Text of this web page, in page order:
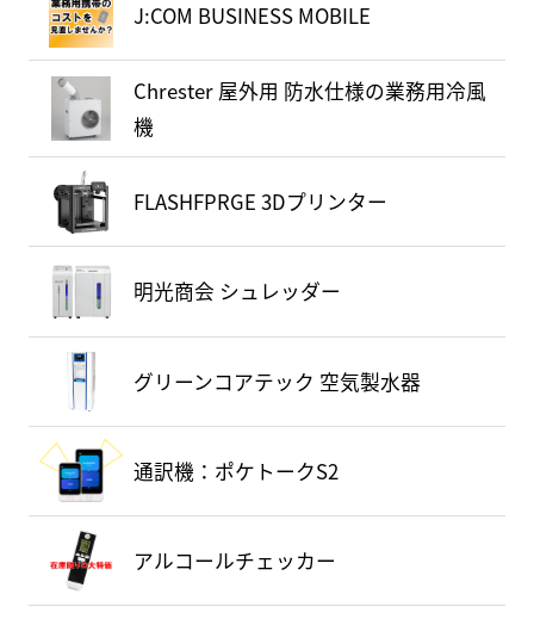
J:COM BUSINESS MOBILE
Chrester 屋外用 防水仕様の業務用冷風
機
FLASHFPRGE 3Dプリンター
明光商会 シュレッダー
グリーンコアテック 空気製水器
通訳機：ポケトークS2
アルコールチェッカー